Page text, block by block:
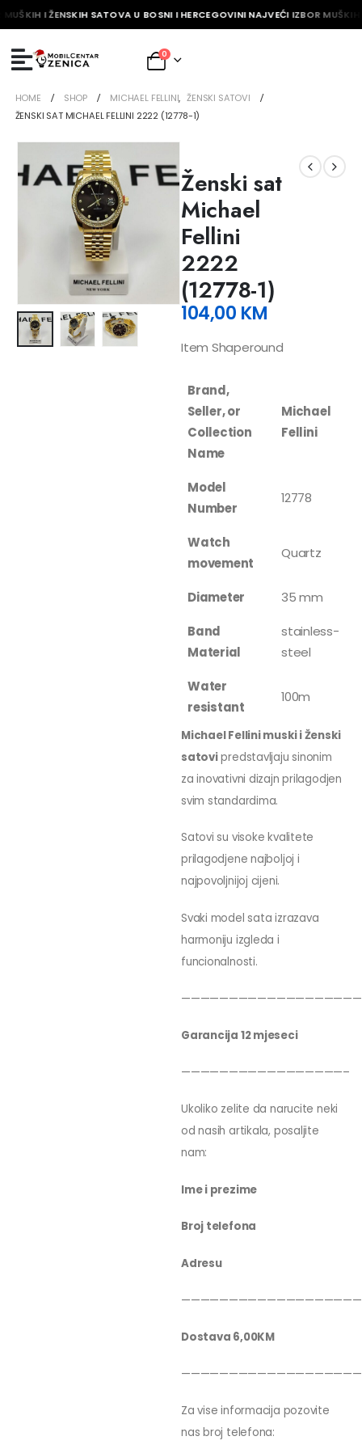
I ŽENSKIH SATOVA U BOSNI I HERCEGOVINI NAJVEĆI IZBOR
0
HOME SHOP MICHAEL FELLINI, ŽENSKI SATOVI
ŽENSKI SAT MICHAEL FELLINI 2222 (12778-1)
Ženski sat
Michael
Fellini
2222
(12778-1)
104,00 KM
Item Shaperound
Brand,
Seller, or
Collection
Name
Michael
Fellini
Model
Number
12778
Watch
movement
Quartz
Diameter
35 mm
Band
Material
stainless-
steel
Water
resistant
100m
Michael Fellini muski i Ženski
satovipredstavljaju sinonim
za inovativni dizajn prilagodjen
svim standardima.
Satovi su visoke kvalitete
prilagodjene najboljoj i
najpovoljnijoj cijeni.
Svaki model sata izrazava
harmoniju izgleda i
funcionalnosti.
Garancija 12 mjeseci
—————————————————–
Ukoliko zelite da narucite neki
od nasih artikala, posaljite
nam:
Ime i prezime
Broj telefona
Adresu
———————————————————
Dostava 6,00KM
———————————————————
Za vise informacija pozovite
nas broj telefona: